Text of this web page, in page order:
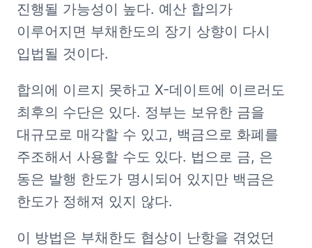
진행될 가능성이 높다. 예산 합의가
이루어지면 부채한도의 장기 상향이 다시
입법될 것이다.
합의에 이르지 못하고 X-데이트에 이르러도
최후의 수단은 있다. 정부는 보유한 금을
대규모로 매각할 수 있고, 백금으로 화폐를
주조해서 사용할 수도 있다. 법으로 금, 은
동은 발행 한도가 명시되어 있지만 백금은
한도가 정해져 있지 않다.
이 방법은 부채한도 협상이 난항을 겪었던